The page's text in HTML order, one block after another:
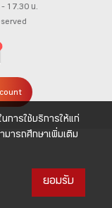
17.30 น.
การใช้บริการให้แก่
มารถศึกษาเพิ่มเติม
ยอมรับ